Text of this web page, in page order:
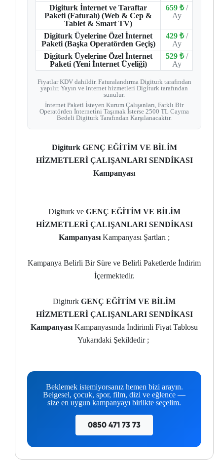
Digiturk İnternet ve Taraftar
Paketi (Faturalı) (Web & Cep &
Tablet & Smart TV)
659 ₺ /
Ay
Digiturk Üyelerine Özel İnternet
Paketi (Başka Operatörden Geçiş)
429 ₺ /
Ay
Digiturk Üyelerine Özel İnternet
Paketi (Yeni İnternet Üyeliği)
529 ₺ /
Ay
Fiyatlar KDV dahildir. Faturalandırma Digiturk tarafından
yapılır. Yayın ve internet hizmetleri Digiturk tarafından
sunulur.
İnternet Paketi İsteyen Kurum Çalışanları, Farklı Bir
Operatörden İnternetini Taşımak İsterse 2500 TL Cayma
Bedeli Digiturk Tarafından Karşılanacaktır.
Digiturk GENÇ EĞİTİM VE BİLİM
HİZMETLERİ ÇALIŞANLARI SENDİKASI
Kampanyası
Digiturk ve GENÇ EĞİTİM VE BİLİM
HİZMETLERİ ÇALIŞANLARI SENDİKASI
Kampanyası Kampanyası Şartları ;
Kampanya Belirli Bir Süre ve Belirli Paketlerde İndirim
İçermektedir.
Digiturk GENÇ EĞİTİM VE BİLİM
HİZMETLERİ ÇALIŞANLARI SENDİKASI
Kampanyası Kampanyasında İndirimli Fiyat Tablosu
Yukarıdaki Şekildedir ;
Beklemek istemiyorsanız hemen bizi arayın.
Belgesel, çocuk, spor, film, dizi ve eğlence —
size en uygun kampanyayı birlikte seçelim.
0850 471 73 73